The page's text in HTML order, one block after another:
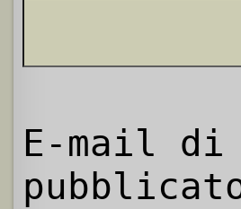
E-mail di